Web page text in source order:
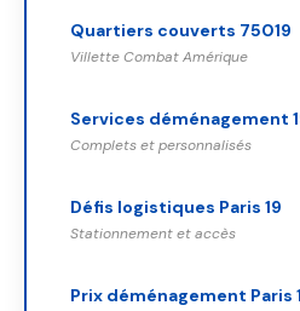
Quartiers couverts 75019
Villette Combat Amérique
Services déménagement
Complets et personnalisés
Défis logistiques Paris 19
Stationnement et accès
Prix déménagement Paris